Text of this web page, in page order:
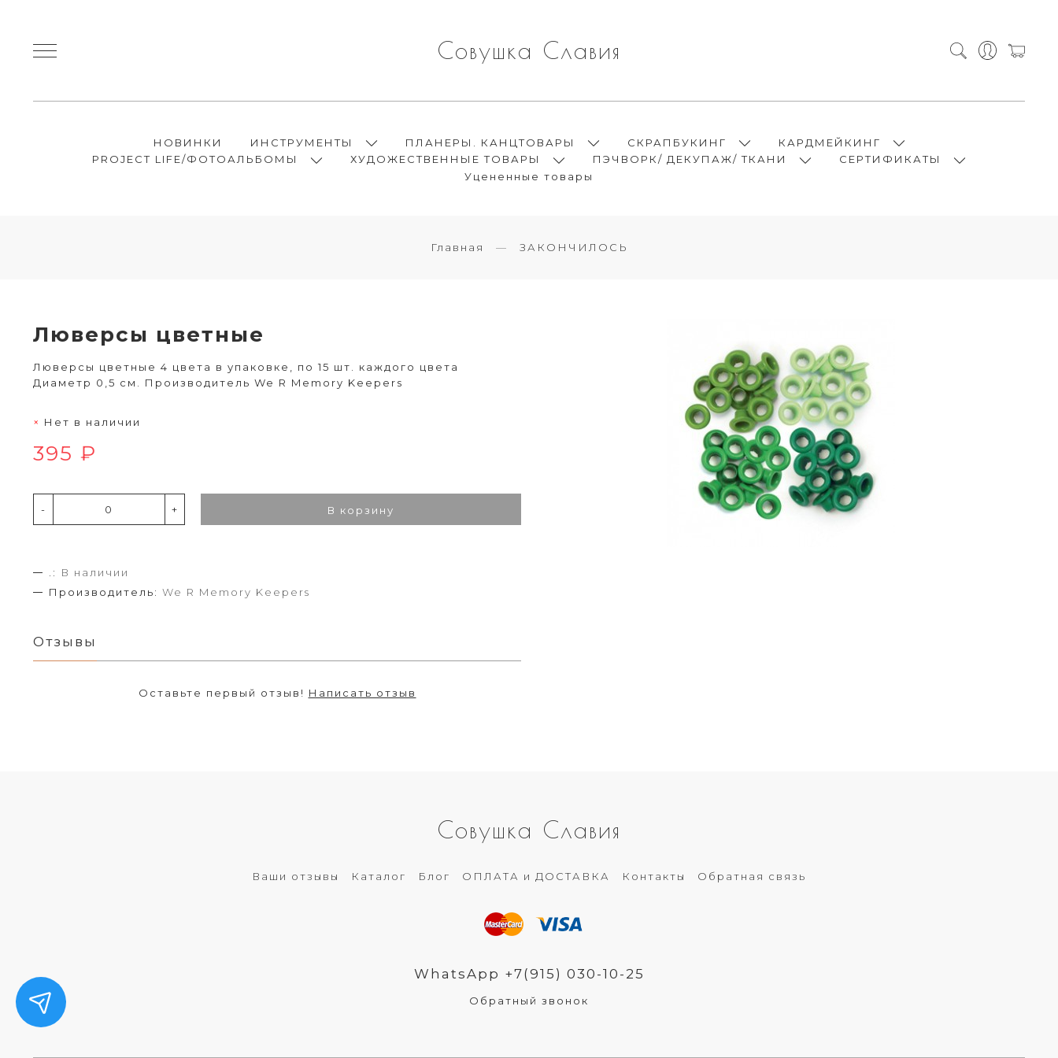
Совушка Славия
НОВИНКИ ИНСТРУМЕНТЫ ПЛАНЕРЫ. КАНЦТОВАРЫ СКРАПБУКИНГ
КАРДМЕЙКИНГ
PROJECT LIFE/ФОТОАЛЬБОМЫ
ХУДОЖЕСТВЕННЫЕ ТОВАРЫ ПЭЧВОРК/ ДЕКУПАЖ/ ТКАНИ
СЕРТИФИКАТЫ
Уцененные товары
Главная ЗАКОНЧИЛОСЬ
Люверсы цветные
Люверсы цветные 4 цвета в упаковке, по 15 шт. каждого цвета
Диаметр 0,5 см. Производитель We R Memory Keepers
Нет в наличии
395 ₽
- + В корзину
.:
В наличии
Производитель: We R Memory Keepers
Отзывы
Оставьте первый отзыв! Написать отзыв
Совушка Славия
Ваши отзывы Каталог Блог ОПЛАТА и ДОСТАВКА Контакты Обратная связь
WhatsApp +7(915) 030-10-25
Обратный звонок